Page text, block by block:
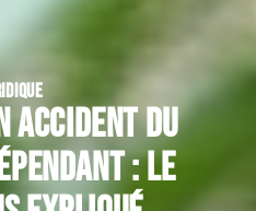
accident du
: le